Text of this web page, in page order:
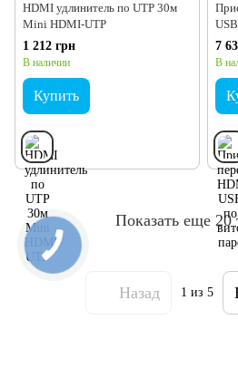
HDMI удлинитель по UTP 30м
Mini HDMI-UTP
1 212 грн
В наличии
Купить
7
В
Показать еще 20
Назад 1 из 5